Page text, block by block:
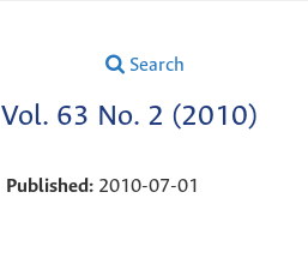
Search
Vol. 63 No. 2 (2010)
Published: 2010-07-01